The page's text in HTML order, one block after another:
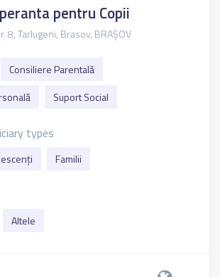
pentru Copii
8, Tarlugeni, Brasov, BRAȘOV
Consiliere Parentală
Suport Social
types
Familii
Altele